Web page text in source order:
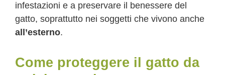
infestazioni e a preservare il benessere del
gatto, soprattutto nei soggetti che vivono anche
all’esterno.
Come proteggere il gatto da